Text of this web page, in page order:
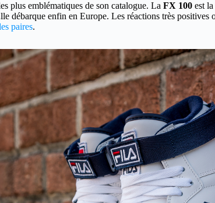
plus emblématiques de son catalogue. La FX 100 est
débarque enfin en Europe. Les réactions très positives
paires.